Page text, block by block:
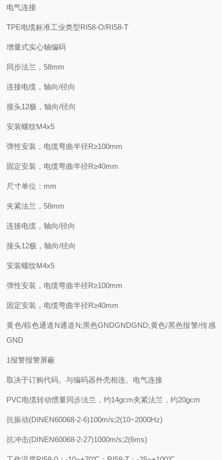
电气连接
TPE电缆标准工业类型RI58-O/RI58-T
增量式实心轴编码
同步法兰，58mm
连接电缆，轴向/径向
接头12极，轴向/径向
安装螺纹M4x5
弹性安装，电缆弯曲半径R≥100mm
固定安装，电缆弯曲半径R≥40mm
尺寸单位：mm
夹紧法兰，58mm
连接电缆，轴向/径向
接头12极，轴向/径向
安装螺纹M4x5
弹性安装，电缆弯曲半径R≥100mm
固定安装，电缆弯曲半径R≥40mm
黄色/棕色通道N通道N;黑色GNDGNDGND;黄色/黑色报警/传感
GND
1报警报警屏蔽
取决于订购代码。与编码器外壳相连。电气连接
PVC电缆转动惯量同步法兰，约14gcm夹紧法兰，约20gcm
抗振动(DINEN60068-2-6)100m/s;2(10~2000Hz)
抗冲击(DINEN60068-2-27)1000m/s;2(6ms)